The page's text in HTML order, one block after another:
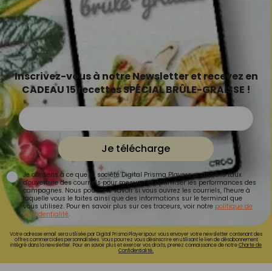
Inscrivez-vous à notre Newsletter et recevez en
CADEAU 15 recettes SPÉCIAL BRÛLE-GRAISSE !
Je télécharge
Je consens à ce que la société Digital Prisma Players analyse le taux
d'ouverture des courriels pour mesurer et optimiser les performances des
campagnes. Nous pourrons savoir si vous ouvrez les courriels, l'heure à
laquelle vous le faites ainsi que des informations sur le terminal que
vous utilisez. Pour en savoir plus sur ces traceurs, voir notre politique de
confidentialité.
Votre adresse email sera utilisée par Digital Prisma Playerspour vous envoyer votre newsletter contenant des
offres commerciales personnalisées. Vous pourrez vous désinscrire en utilisant le lien de désabonnement
intégré dans la newsletter. Pour en savoir plus et exercer vos droits, prenez connaissance de notreCharte de
Confidentialité.